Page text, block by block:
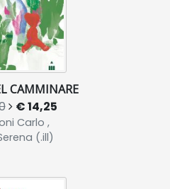
CAMMINARE
€ 14,25
Carlo ,
(.ill)